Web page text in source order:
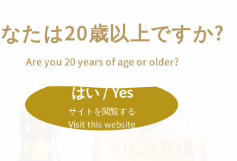
たは20歳以上ですか?
Are you 20 years of age or older?
はい / Yes
サイトを閲覧する
Visit this website